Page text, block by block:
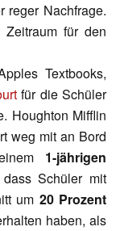
reger Nachfrage.
für den
Textbooks,
für die Schüler
Houghton Mifflin
weg mit an Bord
1-jährigen
dass Schüler mit
um 20 Prozent
haben, als